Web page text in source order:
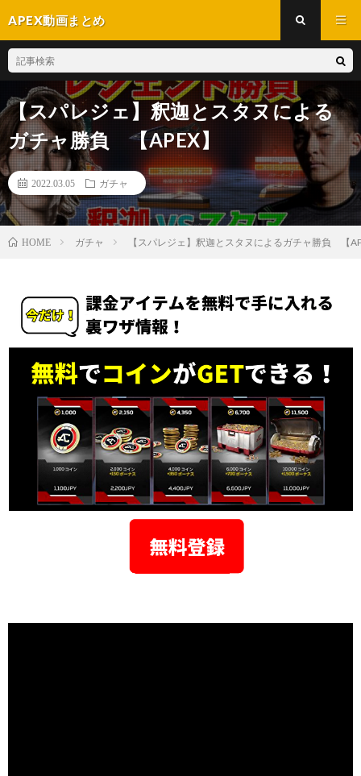
APEX動画まとめ
【スパレジェ】釈迦とスタヌによる
ガチャ勝負 【APEX】
2022.03.05 ガチャ
HOME ガチャ 【スパレジェ】釈迦とスタヌによるガチャ勝負 【